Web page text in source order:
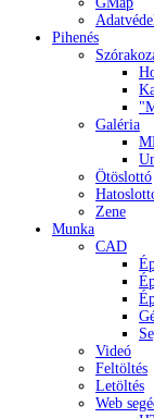
Pihenés
Galéria
Ötöslottó
Zene
Munka
CAD
Videó
Feltöltés
Letöltés
Web